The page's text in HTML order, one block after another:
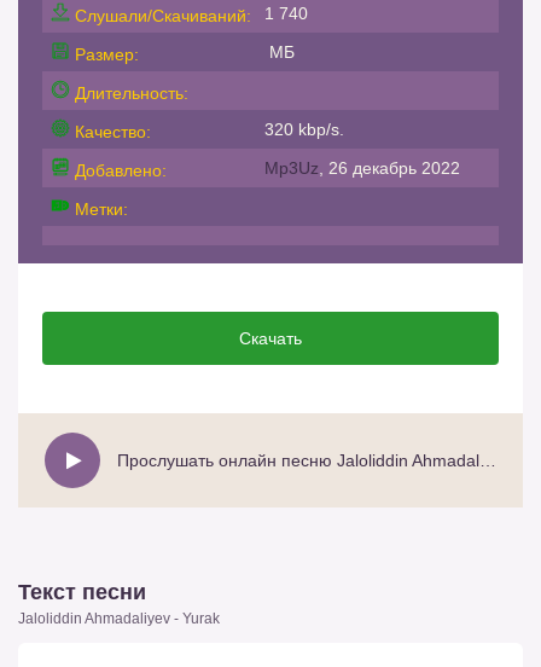
Слушали/Скачиваний:
1 740
Размер: МБ
Длительность:
Качество:
320 kbp/s.
Добавлено: Mp3Uz , 26 декабрь 2022
Метки:
Скачать
Текст песни
Jaloliddin Ahmadaliyev - Yurak